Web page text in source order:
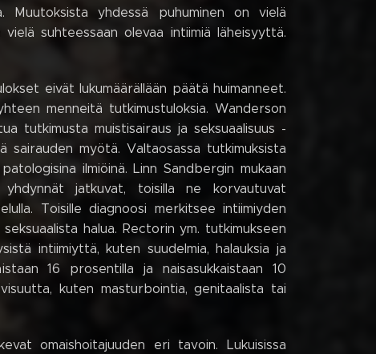
Muutoksista yhdessä puhuminen on vielä
suhteessaan olevaa intiimiä läheisyyttä.
eivät lukumäärällään päätä huimanneet.
menneitä tutkimustuloksia. Wanderson
tutkimusta muistisairaus ja seksuaalisuus -
sairauden myötä. Valtaosassa tutkimuksista
ilmiöinä. Linn Sandbergin mukaan
yhdynnät jatkuvat, toisilla ne korvautuvat
Toisille diagnoosi merkitsee intiimiyden
halua. Rectorin ym. tutkimukseen
intiimiyttä, kuten suudelmia, halauksia ja
16 prosentilla ja naisasukkaistaan 10
kuten masturbointia, genitaalista tai
omaishoitajuuden eri tavoin. Lukuisissa